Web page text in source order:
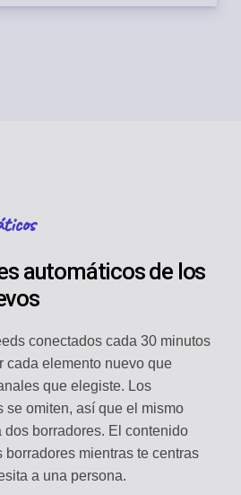
automáticos de los
conectados cada 30 minutos
cada elemento nuevo que
que elegiste. Los
se omiten, así que el mismo
borradores. El contenido
borradores mientras te centras
a una persona.